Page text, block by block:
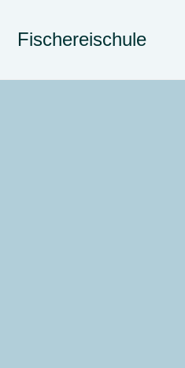
Fischereischule